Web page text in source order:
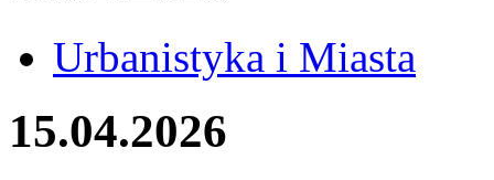
Urbanistyka i Miasta
15.04.2026